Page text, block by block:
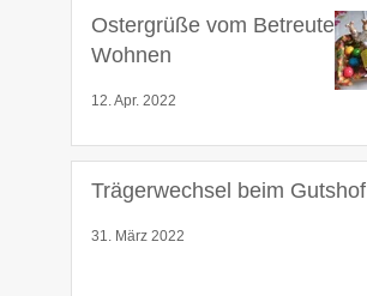
Ostergrüße vom Betreuten
Wohnen
12. Apr. 2022
Trägerwechsel beim Gutshof
31. März 2022